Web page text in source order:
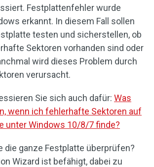
Festplattenfehler wurde
erkannt. In diesem Fall sollen
testen und sicherstellen, ob
Sektoren vorhanden sind oder
wird dieses Problem durch
verursacht.
Sie sich auch dafür: Was
wenn ich fehlerhafte Sektoren auf
unter Windows 10/8/7 finde?
die ganze Festplatte überprüfen?
Wizard ist befähigt, dabei zu